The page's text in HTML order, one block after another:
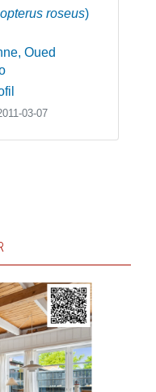
roseus)
Oued
03-07